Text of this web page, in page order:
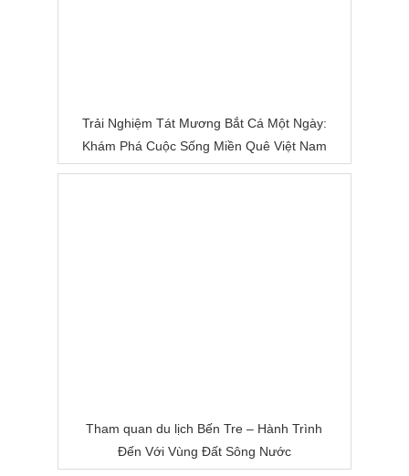
Trải Nghiệm Tát Mương Bắt Cá Một Ngày:
Khám Phá Cuộc Sống Miền Quê Việt Nam
Tham quan du lịch Bến Tre – Hành Trình
Đến Với Vùng Đất Sông Nước